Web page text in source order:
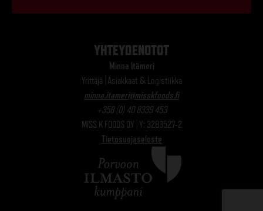
YHTEYDENOTOT
Minna Itämeri
Yrittäjä | Asiakkaat & Logistiikka
minna.itameri@misskfoods.fi
+358 (0) 40 8339 453
MISS K FOODS OY | Y: 3283527-2
Tietosuojaseloste